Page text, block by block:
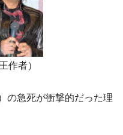
作者）
の急死が衝撃的だった理